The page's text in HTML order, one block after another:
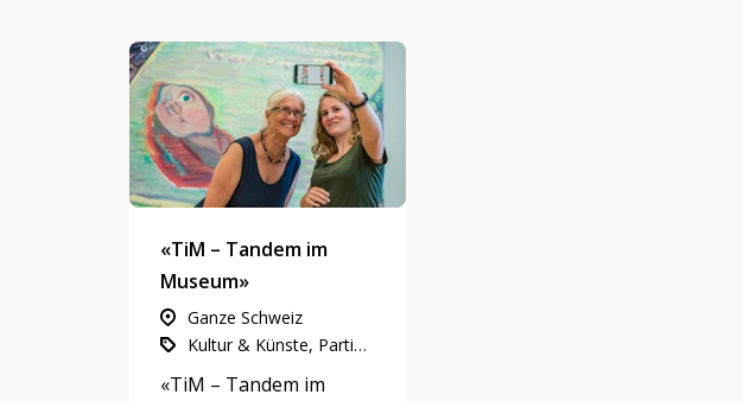
«TiM – Tandem im
Museum»
Ganze Schweiz
Kultur & Künste, Partizipation, Integration & Inklusion, Gemeinnütziges Engagement
«TiM – Tandem im